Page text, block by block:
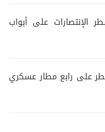
الإنتصارات على أبواب
على رابع مطار عسكري